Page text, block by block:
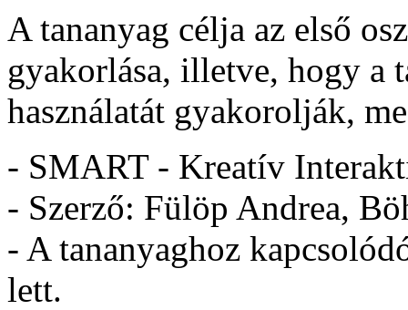
A tananyag célja az első
gyakorlása, illetve, hogy a
használatát gyakorolják,
- SMART - Kreatív
- Szerző: Fülöp Andrea,
- A tananyaghoz
lett.